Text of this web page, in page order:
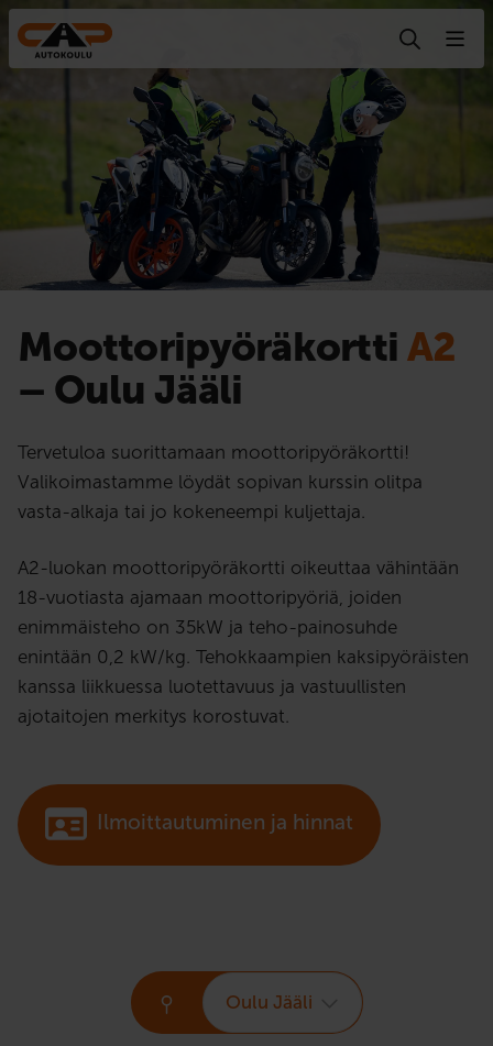
Hyppää sisältöön
Moottoripyörä­kortti A2
– Oulu Jääli
Tervetuloa suorittamaan moottoripyöräkortti!
Valikoimastamme löydät sopivan kurssin olitpa
vasta-alkaja tai jo kokeneempi kuljettaja.
A2-luokan moottoripyöräkortti oikeuttaa vähintään
18-vuotiasta ajamaan moottoripyöriä, joiden
enimmäisteho on 35kW ja teho-painosuhde
enintään 0,2 kW/kg. Tehokkaampien kaksipyöräisten
kanssa liikkuessa luotettavuus ja vastuullisten
ajotaitojen merkitys korostuvat.
Ilmoittautuminen ja hinnat
Oulu Jääli